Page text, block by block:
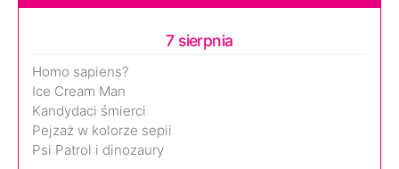
7 sierpnia
Homo sapiens?
Ice Cream Man
Kandydaci śmierci
Pejzaż w kolorze sepii
Psi Patrol i dinozaury